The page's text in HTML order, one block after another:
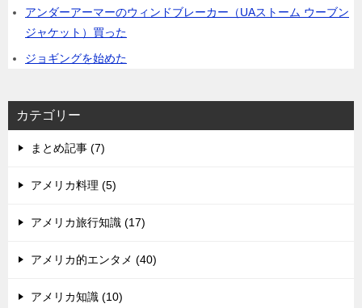
アンダーアーマーのウィンドブレーカー（UAストーム ウーブン
ジャケット）買った
ジョギングを始めた
カテゴリー
まとめ記事 (7)
アメリカ料理 (5)
アメリカ旅行知識 (17)
アメリカ的エンタメ (40)
アメリカ知識 (10)